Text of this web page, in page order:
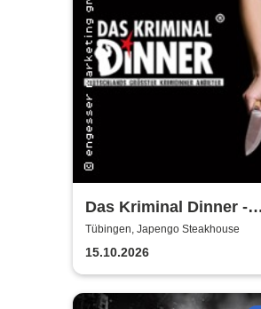
Das Kriminal Dinner -
Faustdickes Verbrechen
Tübingen, Japengo Steakhouse
15.10.2026